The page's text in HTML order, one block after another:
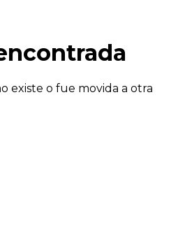
existe o fue movida a otra